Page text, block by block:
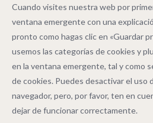
Cuando visites nuestra web por
ventana emergente con una
pronto como hagas clic en «Guardar
usemos las categorías de cookies y
en la ventana emergente, tal y como
de cookies. Puedes desactivar el uso
navegador, pero, por favor, ten en
dejar de funcionar correctamente.